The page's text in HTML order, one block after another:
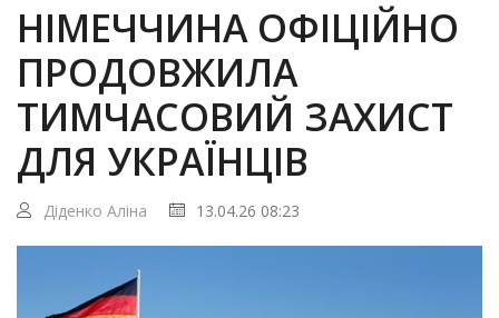
НІМЕЧЧИНА ОФІЦІЙНО
ПРОДОВЖИЛА
ТИМЧАСОВИЙ ЗАХИСТ
ДЛЯ УКРАЇНЦІВ
Діденко Аліна 13.04.26 08:23